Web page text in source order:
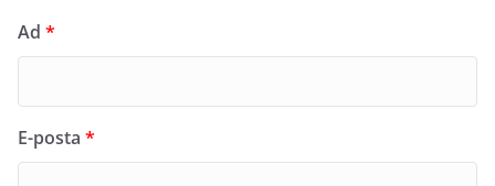
Ad *
E-posta *